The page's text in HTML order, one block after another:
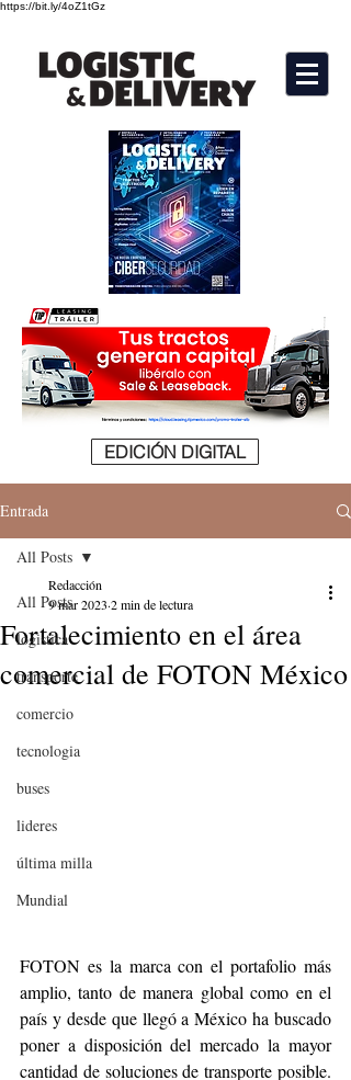
https://bit.ly/4oZ1tGz
EDICIÓN DIGITAL
Entrada
All Posts
logistica
transporte
comercio
tecnologia
buses
lideres
última milla
Mundial
All Posts
Fortalecimiento en el área
comercial de FOTON México
Redacción
9 mar 2023 2 min de lectura
FOTON es la marca con el portafolio más
amplio, tanto de manera global como en el
país y desde que llegó a México ha buscado
poner a disposición del mercado la mayor
cantidad de soluciones de transporte posible.